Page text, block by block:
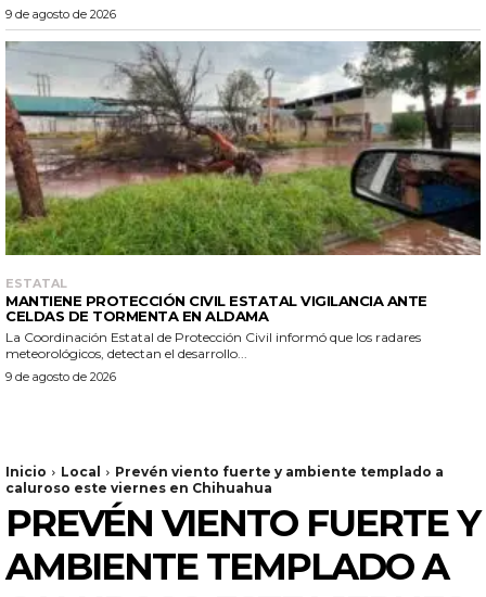
9 de agosto de 2026
ESTATAL
MANTIENE PROTECCIÓN CIVIL ESTATAL VIGILANCIA ANTE
CELDAS DE TORMENTA EN ALDAMA
La Coordinación Estatal de Protección Civil informó que los radares
meteorológicos, detectan el desarrollo...
9 de agosto de 2026